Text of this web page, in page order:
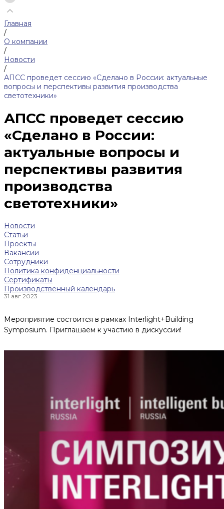
Главная
/
О компании
/
Новости
/
АПСС проведет сессию «Сделано в России: актуальные
вопросы и перспективы развития производства
светотехники»
АПСС проведет сессию
«Сделано в России:
актуальные вопросы и
перспективы развития
производства
светотехники»
Новости
Статьи
Проекты
Вакансии
Сотрудники
Политика конфиденциальности
Сертификаты
Производственный календарь
31 авг 2023
Мероприятие состоится в рамках Interlight+Building
Symposium. Приглашаем к участию в дискуссии!